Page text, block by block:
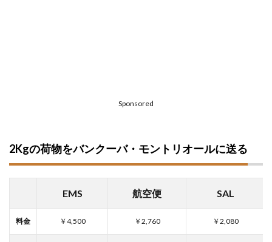
Sponsored
2Kgの荷物をバンクーバ・モントリオールに送る
EMS 航空便 SAL
料金 ￥4,500 ￥2,760 ￥2,080